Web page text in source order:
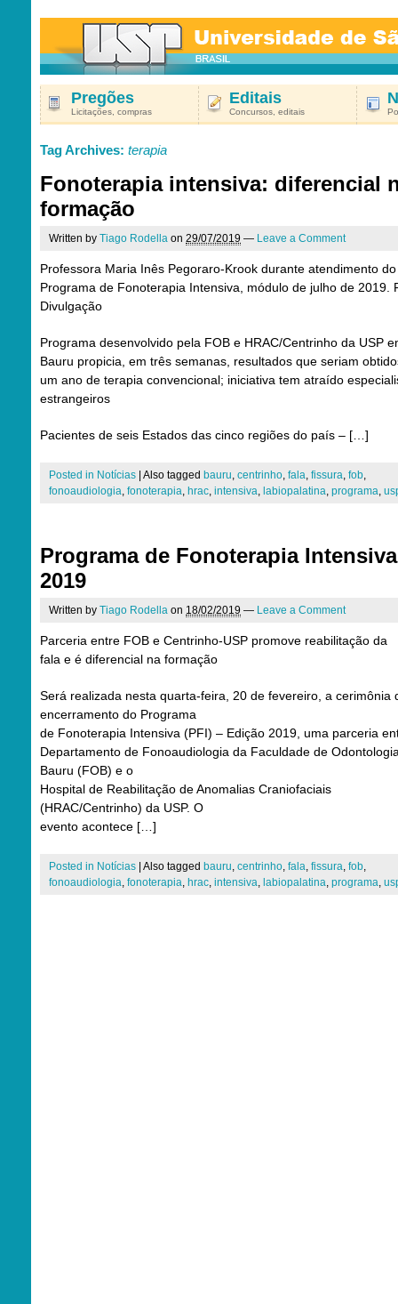
Pregões
Licitações, compras
Editais
Concursos, editais
Tag Archives: terapia
Fonoterapia intensiva: diferencial
formação
Written by Tiago Rodella on 29/07/2019 — Leave a Comment
Professora Maria Inês Pegoraro-Krook durante atendimento do
Programa de Fonoterapia Intensiva, módulo de julho de 2019.
Divulgação
Programa desenvolvido pela FOB e HRAC/Centrinho da USP
Bauru propicia, em três semanas, resultados que seriam
um ano de terapia convencional; iniciativa tem atraído
estrangeiros
Pacientes de seis Estados das cinco regiões do país – […]
Posted in Notícias Also tagged bauru, centrinho, fala, fissura, fob,
fonoaudiologia, fonoterapia, hrac, intensiva, labiopalatina, programa,
Programa de Fonoterapia Intensiva
2019
Written by Tiago Rodella on 18/02/2019 — Leave a Comment
Parceria entre FOB e Centrinho-USP promove reabilitação da
fala e é diferencial na formação
Será realizada nesta quarta-feira, 20 de fevereiro, a cerimônia
encerramento do Programa
de Fonoterapia Intensiva (PFI) – Edição 2019, uma parceria
Departamento de Fonoaudiologia da Faculdade de
Bauru (FOB) e o
Hospital de Reabilitação de Anomalias Craniofaciais
(HRAC/Centrinho) da USP. O
evento acontece […]
Posted in Notícias Also tagged bauru, centrinho, fala, fissura, fob,
fonoaudiologia, fonoterapia, hrac, intensiva, labiopalatina, programa,